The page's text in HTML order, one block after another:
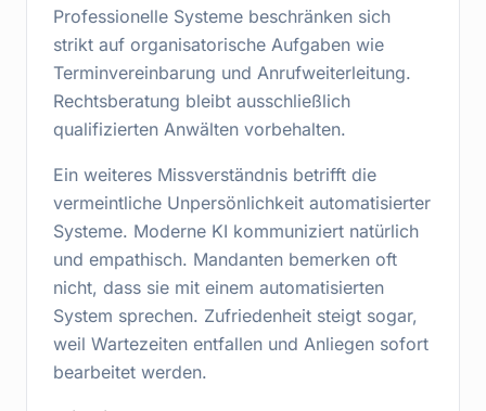
Professionelle Systeme beschränken sich
strikt auf organisatorische Aufgaben wie
Terminvereinbarung und Anrufweiterleitung.
Rechtsberatung bleibt ausschließlich
qualifizierten Anwälten vorbehalten.
Ein weiteres Missverständnis betrifft die
vermeintliche Unpersönlichkeit automatisierter
Systeme. Moderne KI kommuniziert natürlich
und empathisch. Mandanten bemerken oft
nicht, dass sie mit einem automatisierten
System sprechen. Zufriedenheit steigt sogar,
weil Wartezeiten entfallen und Anliegen sofort
bearbeitet werden.